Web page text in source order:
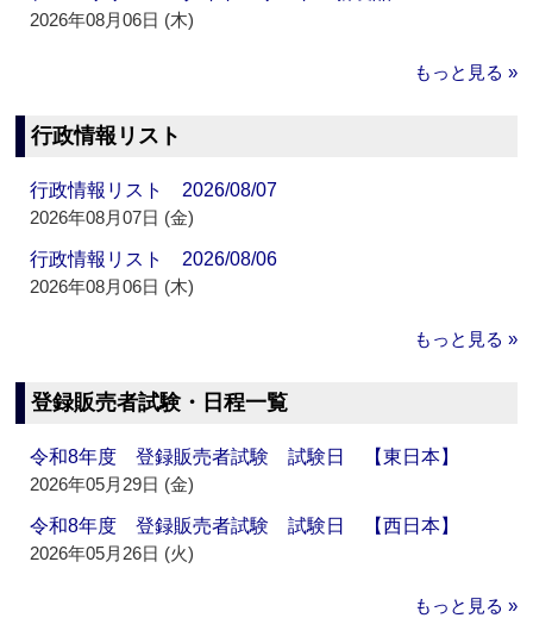
2026年08月06日 (木)
もっと見る »
行政情報リスト
行政情報リスト 2026/08/07
2026年08月07日 (金)
行政情報リスト 2026/08/06
2026年08月06日 (木)
もっと見る »
登録販売者試験・日程一覧
令和8年度 登録販売者試験 試験日 【東日本】
2026年05月29日 (金)
令和8年度 登録販売者試験 試験日 【西日本】
2026年05月26日 (火)
もっと見る »